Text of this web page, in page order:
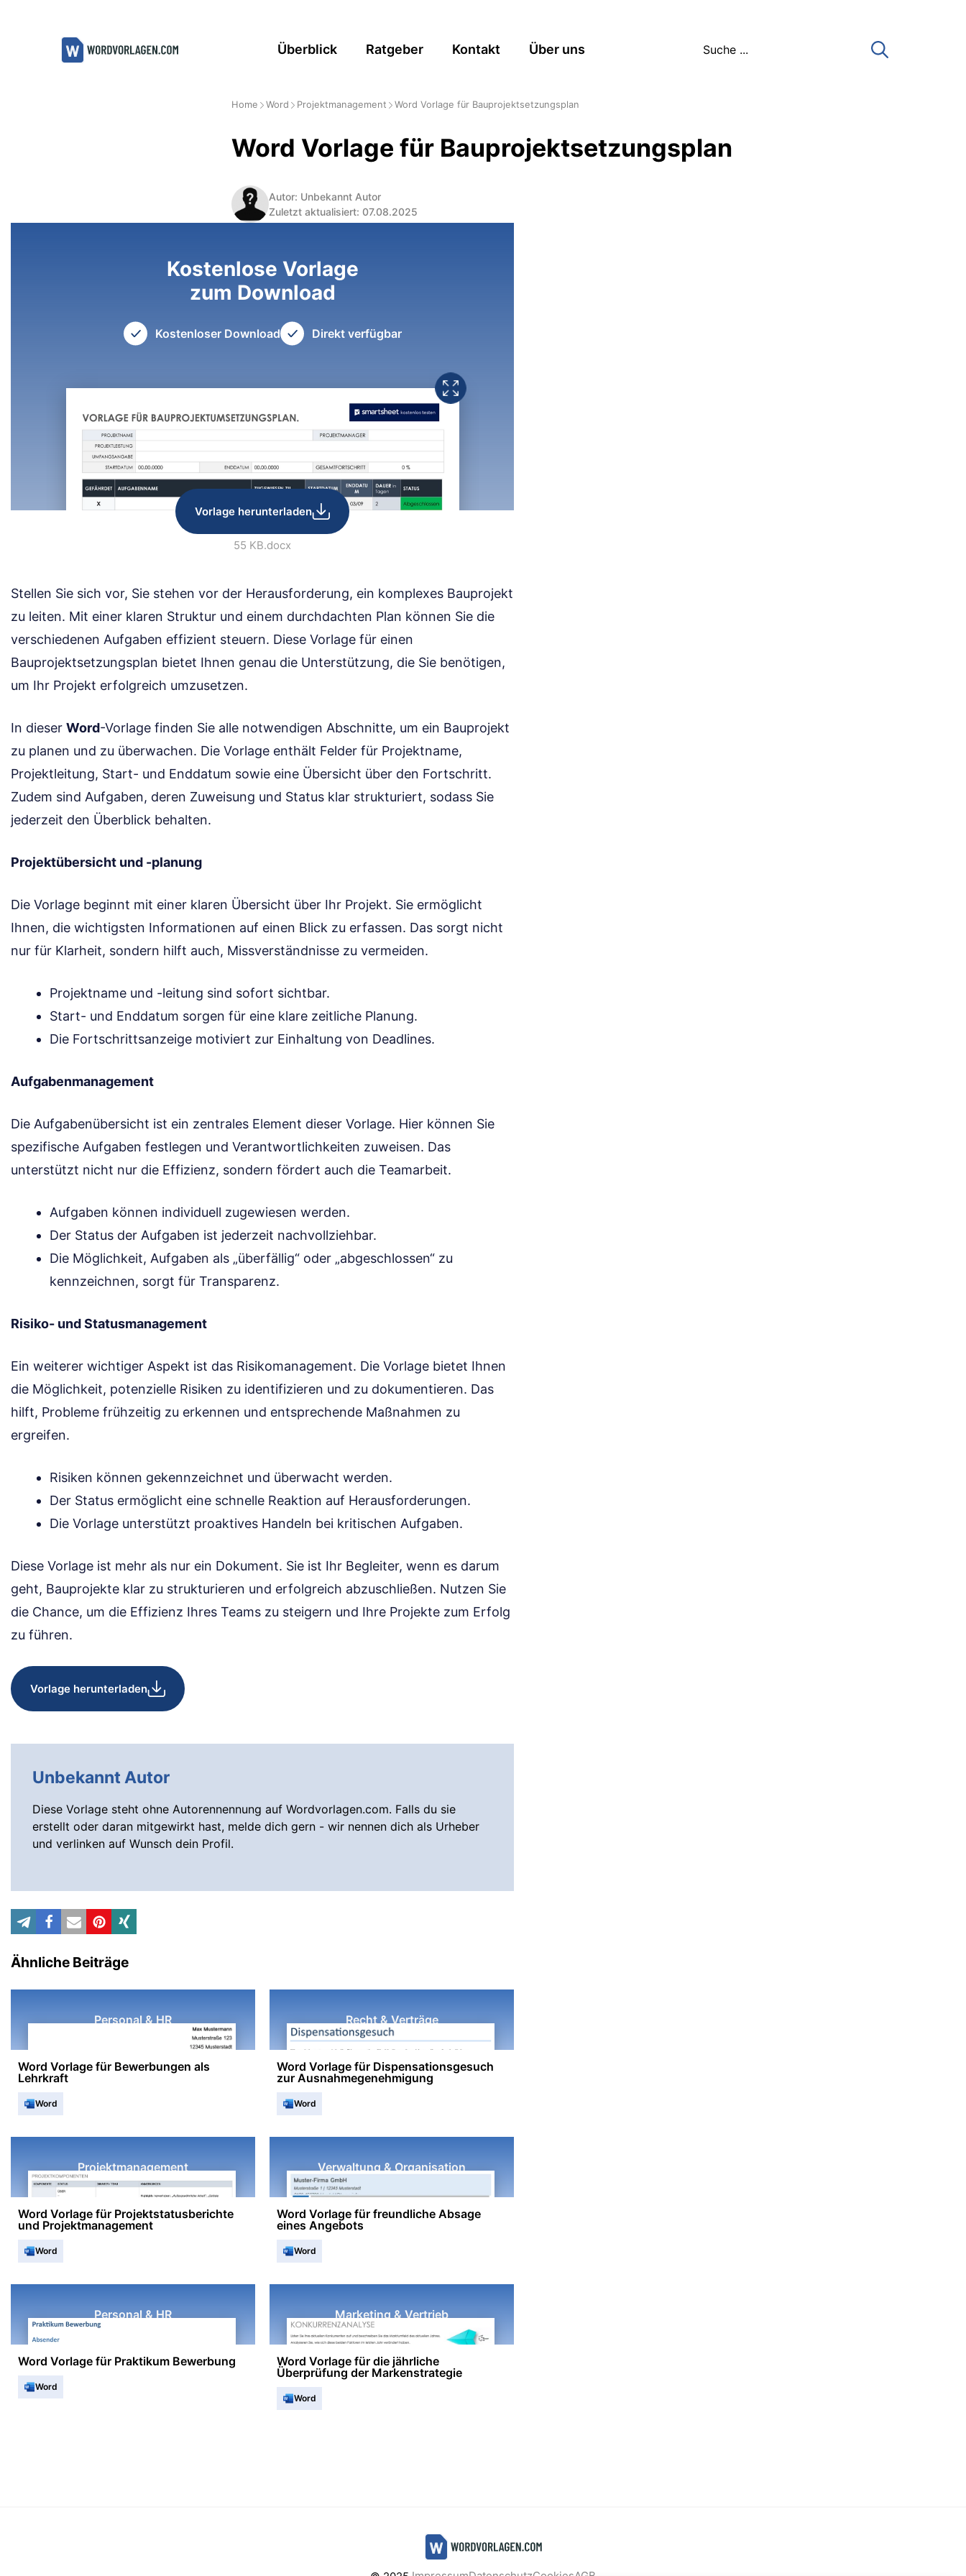
Überblick Ratgeber Kontakt Über uns
Home Word Projektmanagement Word Vorlage für Bauprojektsetzungsplan
Word Vorlage für Bauprojektsetzungsplan
Autor: Unbekannt Autor
Zuletzt aktualisiert: 07.08.2025
Kostenlose Vorlage
zum Download
Kostenloser Download Direkt verfügbar
Vorlage herunterladen
55 KB.docx
Stellen Sie sich vor, Sie stehen vor der Herausforderung, ein komplexes Bauprojekt
zu leiten. Mit einer klaren Struktur und einem durchdachten Plan können Sie die
verschiedenen Aufgaben effizient steuern. Diese Vorlage für einen
Bauprojektsetzungsplan bietet Ihnen genau die Unterstützung, die Sie benötigen,
um Ihr Projekt erfolgreich umzusetzen.
In dieser Word-Vorlage finden Sie alle notwendigen Abschnitte, um ein Bauprojekt
zu planen und zu überwachen. Die Vorlage enthält Felder für Projektname,
Projektleitung, Start- und Enddatum sowie eine Übersicht über den Fortschritt.
Zudem sind Aufgaben, deren Zuweisung und Status klar strukturiert, sodass Sie
jederzeit den Überblick behalten.
Projektübersicht und -planung
Die Vorlage beginnt mit einer klaren Übersicht über Ihr Projekt. Sie ermöglicht
Ihnen, die wichtigsten Informationen auf einen Blick zu erfassen. Das sorgt nicht
nur für Klarheit, sondern hilft auch, Missverständnisse zu vermeiden.
Projektname und -leitung sind sofort sichtbar.
Start- und Enddatum sorgen für eine klare zeitliche Planung.
Die Fortschrittsanzeige motiviert zur Einhaltung von Deadlines.
Aufgabenmanagement
Die Aufgabenübersicht ist ein zentrales Element dieser Vorlage. Hier können Sie
spezifische Aufgaben festlegen und Verantwortlichkeiten zuweisen. Das
unterstützt nicht nur die Effizienz, sondern fördert auch die Teamarbeit.
Aufgaben können individuell zugewiesen werden.
Der Status der Aufgaben ist jederzeit nachvollziehbar.
Die Möglichkeit, Aufgaben als „überfällig“ oder „abgeschlossen“ zu
kennzeichnen, sorgt für Transparenz.
Risiko- und Statusmanagement
Ein weiterer wichtiger Aspekt ist das Risikomanagement. Die Vorlage bietet Ihnen
die Möglichkeit, potenzielle Risiken zu identifizieren und zu dokumentieren. Das
hilft, Probleme frühzeitig zu erkennen und entsprechende Maßnahmen zu
ergreifen.
Risiken können gekennzeichnet und überwacht werden.
Der Status ermöglicht eine schnelle Reaktion auf Herausforderungen.
Die Vorlage unterstützt proaktives Handeln bei kritischen Aufgaben.
Diese Vorlage ist mehr als nur ein Dokument. Sie ist Ihr Begleiter, wenn es darum
geht, Bauprojekte klar zu strukturieren und erfolgreich abzuschließen. Nutzen Sie
die Chance, um die Effizienz Ihres Teams zu steigern und Ihre Projekte zum Erfolg
zu führen.
Vorlage herunterladen
Unbekannt Autor
Diese Vorlage steht ohne Autorennennung auf Wordvorlagen.com. Falls du sie
erstellt oder daran mitgewirkt hast, melde dich gern - wir nennen dich als Urheber
und verlinken auf Wunsch dein Profil.
Ähnliche Beiträge
Personal & HR
Word Vorlage für Bewerbungen als
Lehrkraft
Word
Recht & Verträge
Word Vorlage für Dispensationsgesuch
zur Ausnahmegenehmigung
Word
Projektmanagement
Word Vorlage für Projektstatusberichte
und Projektmanagement
Word
Verwaltung & Organisation
Word Vorlage für freundliche Absage
eines Angebots
Word
Personal & HR
Word Vorlage für Praktikum Bewerbung
Word
Marketing & Vertrieb
Word Vorlage für die jährliche
Überprüfung der Markenstrategie
Word